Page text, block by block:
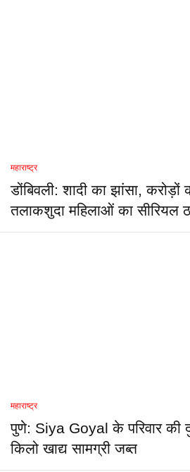
महाराष्ट्र
डोंबिवली: शादी का झांसा, करोड़ों
तलाकशुदा महिलाओं का सीरियल
महाराष्ट्र
पुणे: Siya Goyal के परिवार की
किलो खाद्य सामग्री जब्त